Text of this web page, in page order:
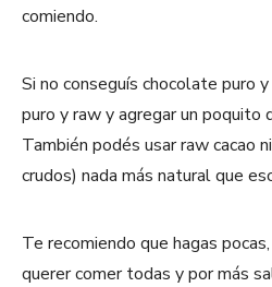
comiendo.
Si no conseguís chocolate puro
puro y raw y agregar un poquito
También podés usar raw cacao
crudos) nada más natural que
Te recomiendo que hagas
querer comer todas y por más